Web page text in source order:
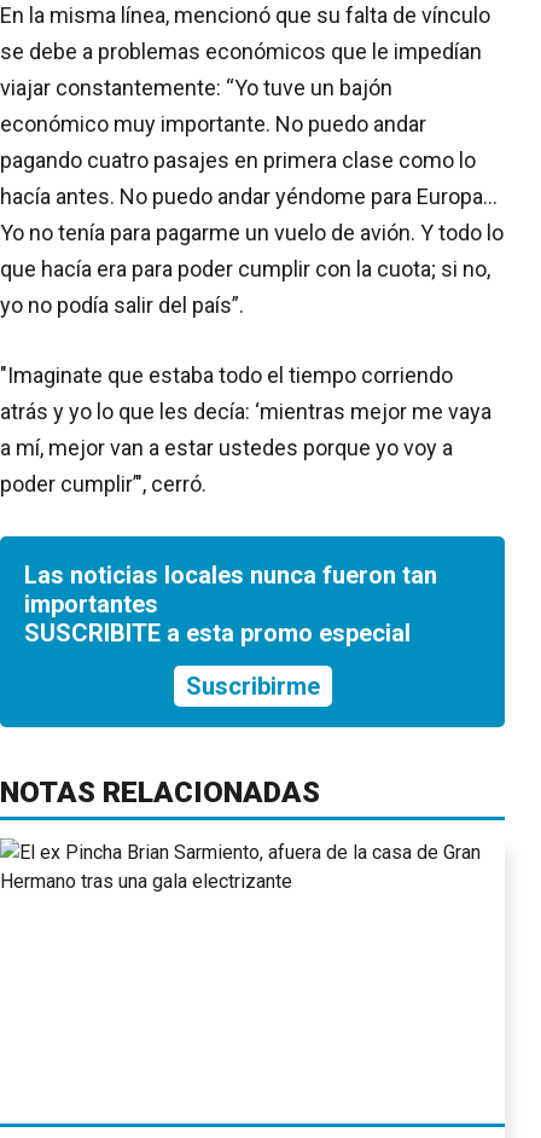
En la misma línea, mencionó que su falta de vínculo
se debe a problemas económicos que le impedían
viajar constantemente: “Yo tuve un bajón
económico muy importante. No puedo andar
pagando cuatro pasajes en primera clase como lo
hacía antes. No puedo andar yéndome para Europa...
Yo no tenía para pagarme un vuelo de avión. Y todo lo
que hacía era para poder cumplir con la cuota; si no,
yo no podía salir del país”.
"Imaginate que estaba todo el tiempo corriendo
atrás y yo lo que les decía: ‘mientras mejor me vaya
a mí, mejor van a estar ustedes porque yo voy a
poder cumplir’", cerró.
Las noticias locales nunca fueron tan
importantes
SUSCRIBITE a esta promo especial
Suscribirme
NOTAS RELACIONADAS